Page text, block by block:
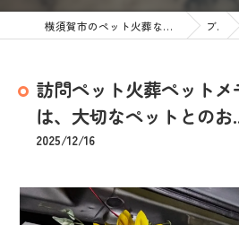
横須賀市のペット火葬なら訪問ペット火葬 ペットメモリアル神奈川 ブログ
訪問ペット火葬ペット
は、大切なペットとのお
2025/12/16